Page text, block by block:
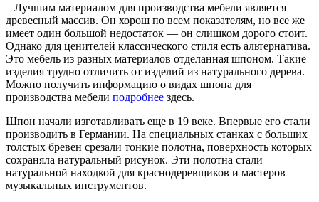
Лучшим материалом для производства мебели является
древесный массив. Он хорош по всем показателям, но все же
имеет один большой недостаток — он слишком дорого стоит.
Однако для ценителей классического стиля есть альтернатива.
Это мебель из разных материалов отделанная шпоном. Такие
изделия трудно отличить от изделий из натурального дерева.
Можно получить информацию о видах шпона для
производства мебели подробнее здесь.
Шпон начали изготавливать еще в 19 веке. Впервые его стали
производить в Германии. На специальных станках с больших
толстых бревен срезали тонкие полотна, поверхность которых
сохраняла натуральный рисунок. Эти полотна стали
натуральной находкой для краснодеревщиков и мастеров
музыкальных инструментов.